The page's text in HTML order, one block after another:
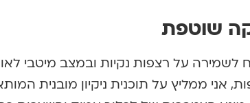
שוטפת
לשמירה על רצפות נקיות ובמצב מיטבי
אני ממליץ על תוכנית ניקיון מובנית